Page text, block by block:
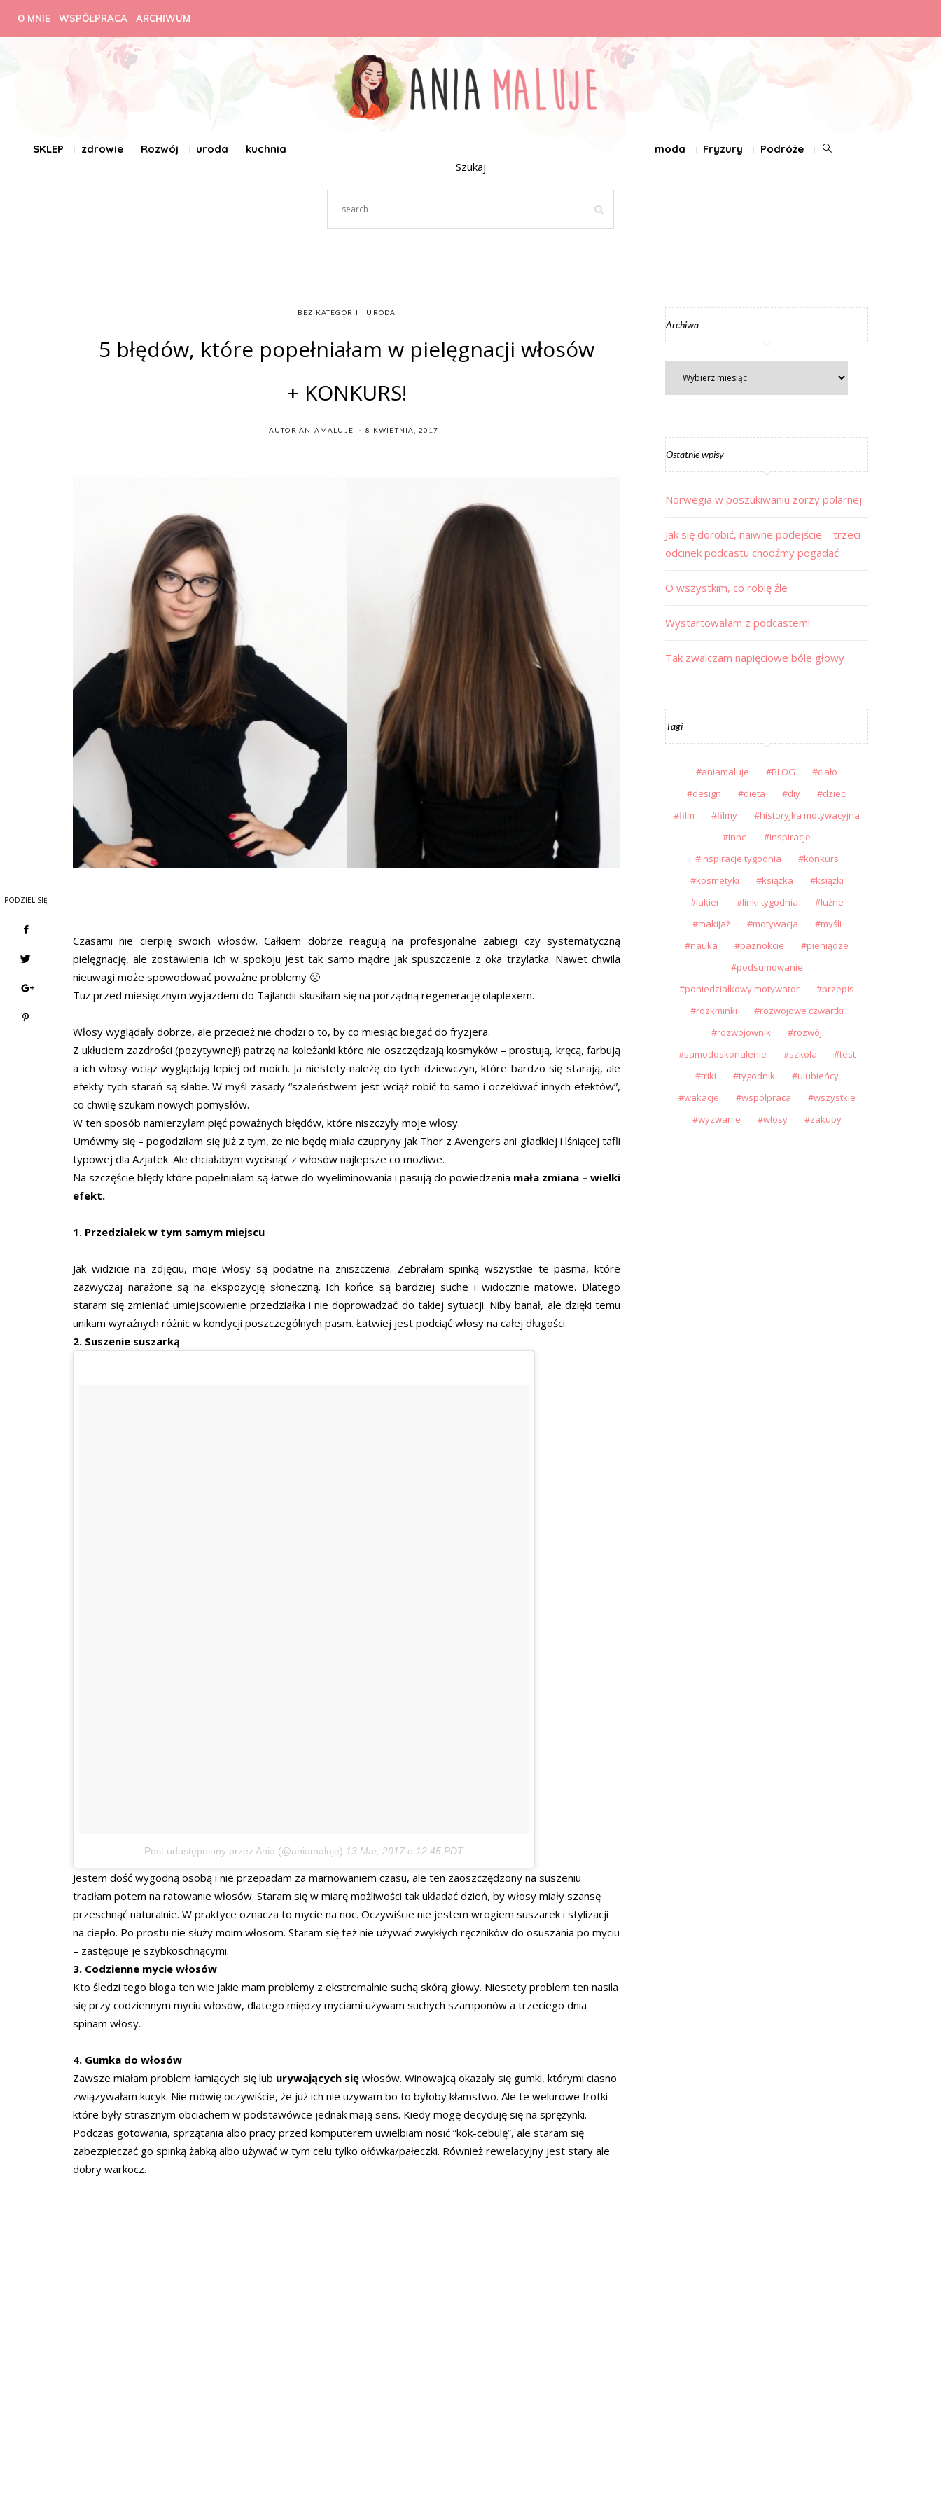
O MNIE WSPÓŁPRACA ARCHIWUM
SKLEP zdrowie Rozwój uroda kuchnia
Szukaj
moda Fryzury Podróże
BEZ KATEGORII URODA
5 błędów, które popełniałam w pielęgnacji włosów
+ KONKURS!
AUTOR ANIAMALUJE
POSTED
8 KWIETNIA, 2017
Czasami nie cierpię swoich włosów. Całkiem dobrze reagują na profesjonalne zabiegi czy systematyczną
pielęgnację, ale zostawienia ich w spokoju jest tak samo mądre jak spuszczenie z oka trzylatka. Nawet chwila
nieuwagi może spowodować poważne problemy 🙁
Tuż przed miesięcznym wyjazdem do Tajlandii skusiłam się na porządną regenerację olaplexem.
Włosy wyglądały dobrze, ale przecież nie chodzi o to, by co miesiąc biegać do fryzjera.
Z ukłuciem zazdrości (pozytywnej!) patrzę na koleżanki które nie oszczędzają kosmyków – prostują, kręcą, farbują
a ich włosy wciąż wyglądają lepiej od moich. Ja niestety należę do tych dziewczyn, które bardzo się starają, ale
efekty tych starań są słabe. W myśl zasady “szaleństwem jest wciąż robić to samo i oczekiwać innych efektów”,
co chwilę szukam nowych pomysłów.
W ten sposób namierzyłam pięć poważnych błędów, które niszczyły moje włosy.
Umówmy się – pogodziłam się już z tym, że nie będę miała czupryny jak Thor z Avengers ani gładkiej i lśniącej tafli
typowej dla Azjatek. Ale chciałabym wycisnąć z włosów najlepsze co możliwe.
Na szczęście błędy które popełniałam są łatwe do wyeliminowania i pasują do powiedzenia mała zmiana – wielki
efekt.
1. Przedziałek w tym samym miejscu
Jak widzicie na zdjęciu, moje włosy są podatne na zniszczenia. Zebrałam spinką wszystkie te pasma, które
zazwyczaj narażone są na ekspozycję słoneczną. Ich końce są bardziej suche i widocznie matowe. Dlatego
staram się zmieniać umiejscowienie przedziałka i nie doprowadzać do takiej sytuacji. Niby banał, ale dzięki temu
unikam wyraźnych różnic w kondycji poszczególnych pasm. Łatwiej jest podciąć włosy na całej długości.
2. Suszenie suszarką
Post udostępniony przez Ania (@aniamaluje) 13 Mar, 2017 o 12:45 PDT
Jestem dość wygodną osobą i nie przepadam za marnowaniem czasu, ale ten zaoszczędzony na suszeniu
traciłam potem na ratowanie włosów. Staram się w miarę możliwości tak układać dzień, by włosy miały szansę
przeschnąć naturalnie. W praktyce oznacza to mycie na noc. Oczywiście nie jestem wrogiem suszarek i stylizacji
na ciepło. Po prostu nie służy moim włosom. Staram się też nie używać zwykłych ręczników do osuszania po myciu
– zastępuje je szybkoschnącymi.
3. Codzienne mycie włosów
Kto śledzi tego bloga ten wie jakie mam problemy z ekstremalnie suchą skórą głowy. Niestety problem ten nasila
się przy codziennym myciu włosów, dlatego między myciami używam suchych szamponów a trzeciego dnia
spinam włosy.
4. Gumka do włosów
Zawsze miałam problem łamiących się lub urywających się włosów. Winowajcą okazały się gumki, którymi ciasno
związywałam kucyk. Nie mówię oczywiście, że już ich nie używam bo to byłoby kłamstwo. Ale te welurowe frotki
które były strasznym obciachem w podstawówce jednak mają sens. Kiedy mogę decyduję się na sprężynki.
Podczas gotowania, sprzątania albo pracy przed komputerem uwielbiam nosić “kok-cebulę”, ale staram się
zabezpieczać go spinką żabką albo używać w tym celu tylko ołówka/pałeczki. Również rewelacyjny jest stary ale
dobry warkocz.
PODZIEL SIĘ
Archiwa
Ostatnie wpisy
Norwegia w poszukiwaniu zorzy polarnej
Jak się dorobić, naiwne podejście – trzeci
odcinek podcastu chodźmy pogadać
O wszystkim, co robię źle
Wystartowałam z podcastem!
Tak zwalczam napięciowe bóle głowy
Tagi
aniamaluje BLOG
ciało
design
dieta diy
dzieci
film
filmy
historyjka motywacyjna
inne
inspiracje
inspiracje tygodnia
konkurs
kosmetyki
książka
książki
lakier
linki tygodnia
luźne
makijaż
motywacja
myśli
nauka
paznokcie
pieniądze
podsumowanie
poniedziałkowy motywator
przepis
rozkminki
rozwojowe czwartki
rozwojownik
rozwój
samodoskonalenie
szkoła
test
triki
tygodnik
ulubieńcy
wakacje
współpraca
wszystkie
wyzwanie
włosy zakupy